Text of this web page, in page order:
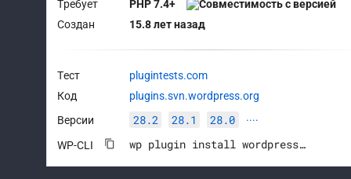
Требует
PHP 7.4+
Создан
15.8 лет назад
Тест
plugintests.com
Код
plugins.svn.wordpress.org
Версии
28.2 28.1 28.0 ····
WP-CLI wp plugin install wordpress-seo --activate